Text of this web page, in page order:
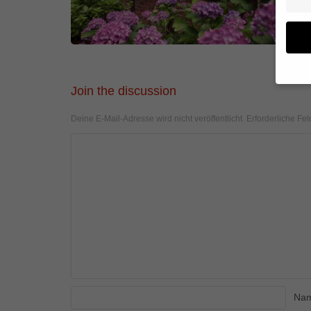
Join the discussion
Deine E-Mail-Adresse wird nicht veröffentlicht. Erforderliche